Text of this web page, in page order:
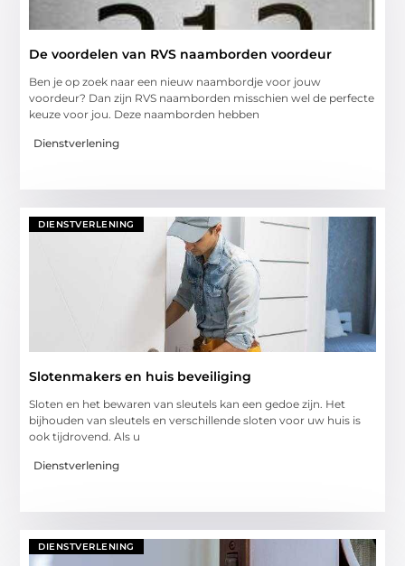
De voordelen van RVS naamborden voordeur
Ben je op zoek naar een nieuw naambordje voor jouw
voordeur? Dan zijn RVS naamborden misschien wel de perfecte
keuze voor jou. Deze naamborden hebben
Dienstverlening
DIENSTVERLENING
Slotenmakers en huis beveiliging
Sloten en het bewaren van sleutels kan een gedoe zijn. Het
bijhouden van sleutels en verschillende sloten voor uw huis is
ook tijdrovend. Als u
Dienstverlening
DIENSTVERLENING